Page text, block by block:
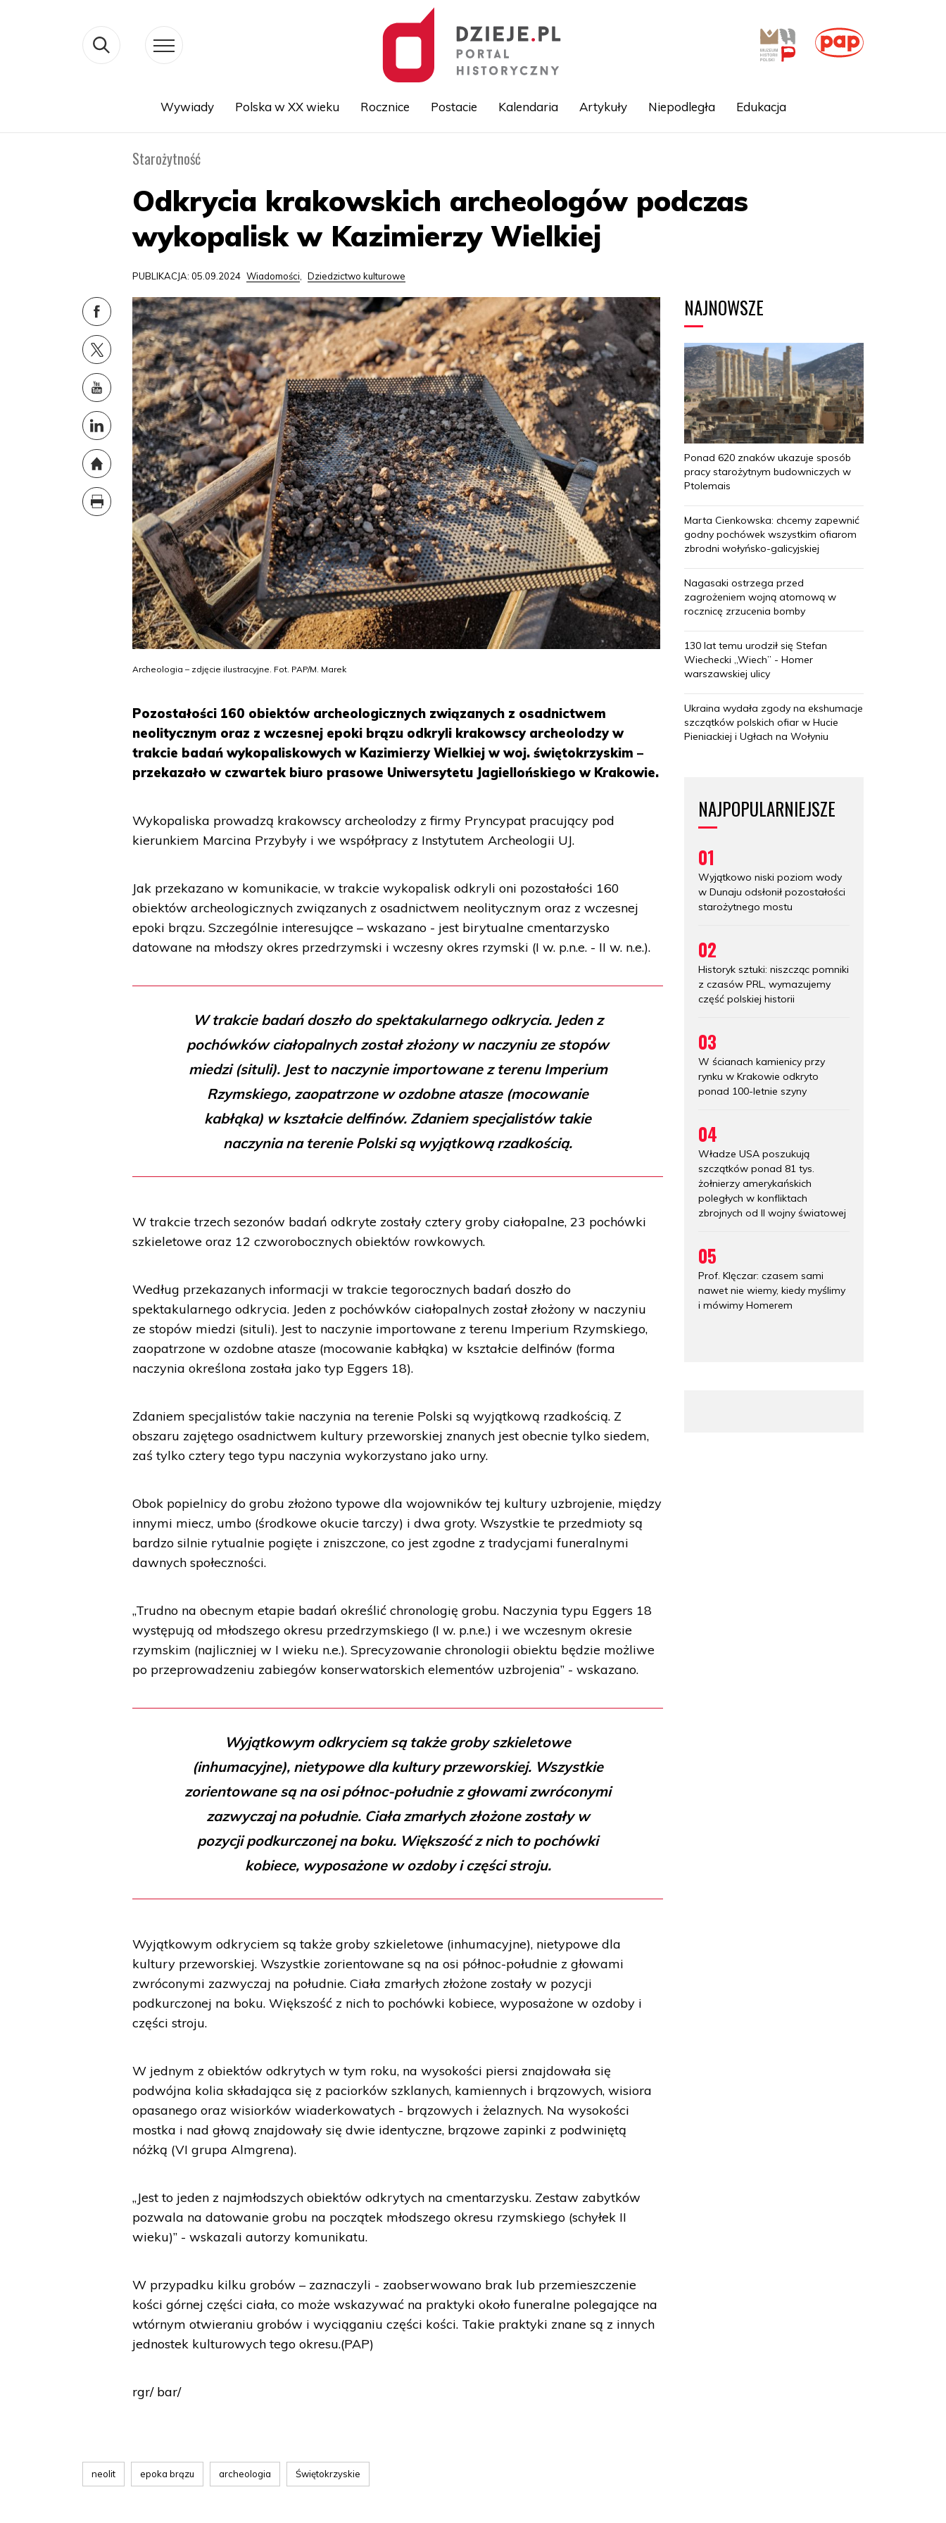
Wywiady Polska w XX wieku Rocznice Postacie Kalendaria Artykuły Niepodległa Edukacja
Starożytność
Odkrycia krakowskich archeologów podczas
wykopalisk w Kazimierzy Wielkiej
PUBLIKACJA: 05.09.2024 Wiadomości, Dziedzictwo kulturowe
Archeologia – zdjęcie ilustracyjne. Fot. PAP/M. Marek
Pozostałości 160 obiektów archeologicznych związanych z osadnictwem
neolitycznym oraz z wczesnej epoki brązu odkryli krakowscy archeolodzy w
trakcie badań wykopaliskowych w Kazimierzy Wielkiej w woj. świętokrzyskim –
przekazało w czwartek biuro prasowe Uniwersytetu Jagiellońskiego w Krakowie.
Wykopaliska prowadzą krakowscy archeolodzy z firmy Pryncypat pracujący pod
kierunkiem Marcina Przybyły i we współpracy z Instytutem Archeologii UJ.
Jak przekazano w komunikacie, w trakcie wykopalisk odkryli oni pozostałości 160
obiektów archeologicznych związanych z osadnictwem neolitycznym oraz z wczesnej
epoki brązu. Szczególnie interesujące – wskazano - jest birytualne cmentarzysko
datowane na młodszy okres przedrzymski i wczesny okres rzymski (I w. p.n.e. - II w. n.e.).
W trakcie badań doszło do spektakularnego odkrycia. Jeden z
pochówków ciałopalnych został złożony w naczyniu ze stopów
miedzi (situli). Jest to naczynie importowane z terenu Imperium
Rzymskiego, zaopatrzone w ozdobne atasze (mocowanie
kabłąka) w kształcie delfinów. Zdaniem specjalistów takie
naczynia na terenie Polski są wyjątkową rzadkością.
W trakcie trzech sezonów badań odkryte zostały cztery groby ciałopalne, 23 pochówki
szkieletowe oraz 12 czworobocznych obiektów rowkowych.
Według przekazanych informacji w trakcie tegorocznych badań doszło do
spektakularnego odkrycia. Jeden z pochówków ciałopalnych został złożony w naczyniu
ze stopów miedzi (situli). Jest to naczynie importowane z terenu Imperium Rzymskiego,
zaopatrzone w ozdobne atasze (mocowanie kabłąka) w kształcie delfinów (forma
naczynia określona została jako typ Eggers 18).
Zdaniem specjalistów takie naczynia na terenie Polski są wyjątkową rzadkością. Z
obszaru zajętego osadnictwem kultury przeworskiej znanych jest obecnie tylko siedem,
zaś tylko cztery tego typu naczynia wykorzystano jako urny.
Obok popielnicy do grobu złożono typowe dla wojowników tej kultury uzbrojenie, między
innymi miecz, umbo (środkowe okucie tarczy) i dwa groty. Wszystkie te przedmioty są
bardzo silnie rytualnie pogięte i zniszczone, co jest zgodne z tradycjami funeralnymi
dawnych społeczności.
„Trudno na obecnym etapie badań określić chronologię grobu. Naczynia typu Eggers 18
występują od młodszego okresu przedrzymskiego (I w. p.n.e.) i we wczesnym okresie
rzymskim (najliczniej w I wieku n.e.). Sprecyzowanie chronologii obiektu będzie możliwe
po przeprowadzeniu zabiegów konserwatorskich elementów uzbrojenia” - wskazano.
Wyjątkowym odkryciem są także groby szkieletowe
(inhumacyjne), nietypowe dla kultury przeworskiej. Wszystkie
zorientowane są na osi północ-południe z głowami zwróconymi
zazwyczaj na południe. Ciała zmarłych złożone zostały w
pozycji podkurczonej na boku. Większość z nich to pochówki
kobiece, wyposażone w ozdoby i części stroju.
Wyjątkowym odkryciem są także groby szkieletowe (inhumacyjne), nietypowe dla
kultury przeworskiej. Wszystkie zorientowane są na osi północ-południe z głowami
zwróconymi zazwyczaj na południe. Ciała zmarłych złożone zostały w pozycji
podkurczonej na boku. Większość z nich to pochówki kobiece, wyposażone w ozdoby i
części stroju.
W jednym z obiektów odkrytych w tym roku, na wysokości piersi znajdowała się
podwójna kolia składająca się z paciorków szklanych, kamiennych i brązowych, wisiora
opasanego oraz wisiorków wiaderkowatych - brązowych i żelaznych. Na wysokości
mostka i nad głową znajdowały się dwie identyczne, brązowe zapinki z podwiniętą
nóżką (VI grupa Almgrena).
„Jest to jeden z najmłodszych obiektów odkrytych na cmentarzysku. Zestaw zabytków
pozwala na datowanie grobu na początek młodszego okresu rzymskiego (schyłek II
wieku)” - wskazali autorzy komunikatu.
W przypadku kilku grobów – zaznaczyli - zaobserwowano brak lub przemieszczenie
kości górnej części ciała, co może wskazywać na praktyki około funeralne polegające na
wtórnym otwieraniu grobów i wyciąganiu części kości. Takie praktyki znane są z innych
jednostek kulturowych tego okresu.(PAP)
rgr/ bar/
neolit epoka brązu archeologia Świętokrzyskie
NAJNOWSZE
Ponad 620 znaków ukazuje sposób
pracy starożytnym budowniczych w
Ptolemais
Marta Cienkowska: chcemy zapewnić
godny pochówek wszystkim ofiarom
zbrodni wołyńsko-galicyjskiej
Nagasaki ostrzega przed
zagrożeniem wojną atomową w
rocznicę zrzucenia bomby
130 lat temu urodził się Stefan
Wiechecki „Wiech” - Homer
warszawskiej ulicy
Ukraina wydała zgody na ekshumacje
szczątków polskich ofiar w Hucie
Pieniackiej i Ugłach na Wołyniu
NAJPOPULARNIEJSZE
01
Wyjątkowo niski poziom wody
w Dunaju odsłonił pozostałości
starożytnego mostu
02
Historyk sztuki: niszcząc pomniki
z czasów PRL, wymazujemy
część polskiej historii
03
W ścianach kamienicy przy
rynku w Krakowie odkryto
ponad 100-letnie szyny
04
Władze USA poszukują
szczątków ponad 81 tys.
żołnierzy amerykańskich
poległych w konfliktach
zbrojnych od II wojny światowej
05
Prof. Klęczar: czasem sami
nawet nie wiemy, kiedy myślimy
i mówimy Homerem